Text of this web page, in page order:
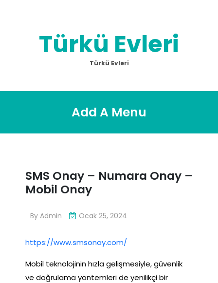
Türkü Evleri
Türkü Evleri
Add A Menu
SMS Onay – Numara Onay –
Mobil Onay
By Admin Ocak 25, 2024
https://www.smsonay.com/
Mobil teknolojinin hızla gelişmesiyle, güvenlik
ve doğrulama yöntemleri de yenilikçi bir